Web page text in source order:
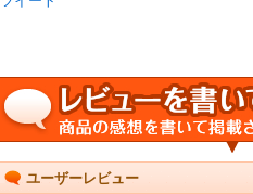
ユーザーレビュー